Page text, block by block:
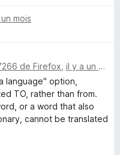
mois
de Firefox il y a un mois
language" option,
TO, rather than from.
or a word that also
cannot be translated